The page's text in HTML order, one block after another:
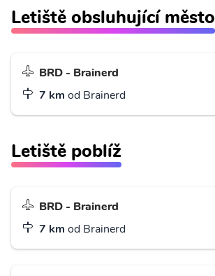
Letiště obsluhující město
BRD - Brainerd
7 km od Brainerd
Letiště poblíž
BRD - Brainerd
7 km od Brainerd